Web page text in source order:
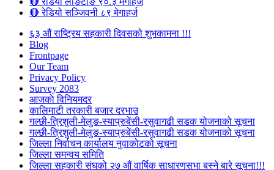
🔴 रेडियो सञ्जिवनी ८९ मेगाहर्ज
६३ औं राष्ट्रिय सहकारी दिवसको शुभकामना !!!
Blog
Frontpage
Our Team
Privacy Policy
Survey 2083
आजकाे विनियमदर
कालिमाटी तरकारी बजार दरभाउ
गल्छी-त्रिशुली-मेलुङ-स्याप्रुबेंसी-रसुवागढी सडक योजनाको सूचना
गल्छी-त्रिशुली-मेलुङ-स्याप्रुबेंसी-रसुवागढी सडक योजनाको सूचना
जिल्ला निर्वाचन कार्यालय नुवाकोटको सूचना
जिल्ला समन्वय समिति
जिल्ला सहकारी संघको २७ औं वार्षिक साधारणसभा बस्ने बारे सूचना!!!